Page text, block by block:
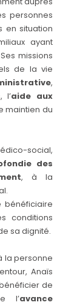
personnes
en situation
ayant
missions
de la vie
,
, l’aide aux
maintien du
social,
des
, à la
conditions
sa dignité.
la personne
Anaïs
de
l’avance